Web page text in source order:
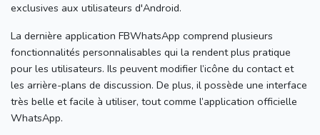
exclusives aux utilisateurs d'Android.
La dernière application FBWhatsApp comprend plusieurs
fonctionnalités personnalisables qui la rendent plus pratique
pour les utilisateurs. Ils peuvent modifier l’icône du contact et
les arrière-plans de discussion. De plus, il possède une interface
très belle et facile à utiliser, tout comme l’application officielle
WhatsApp.